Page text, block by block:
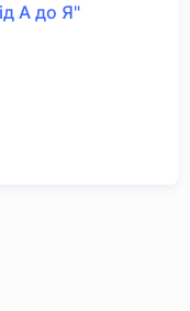
А до Я"